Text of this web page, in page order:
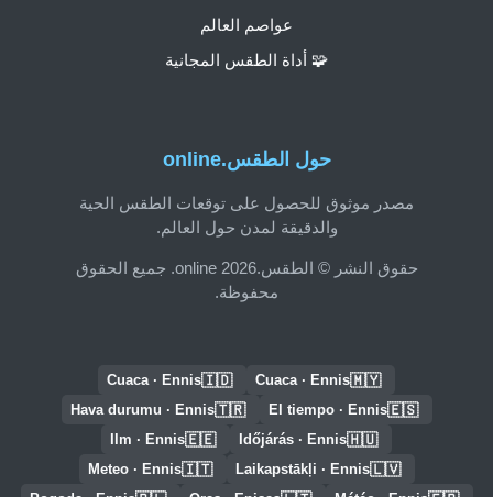
حول الطقس.online
مصدر موثوق للحصول على توقعات الطقس الحية
والدقيقة لمدن حول العالم.
حقوق النشر © الطقس.online 2026. جميع الحقوق
محفوظة.
عواصم العالم
🧩 أداة الطقس المجانية
🇲🇾
Cuaca · Ennis
🇮🇩
Cuaca · Ennis
🇪🇸
El tiempo · Ennis
🇹🇷
Hava durumu · Ennis
🇭🇺
Időjárás · Ennis
🇪🇪
Ilm · Ennis
🇱🇻
Laikapstākļi · Ennis
🇮🇹
Meteo · Ennis